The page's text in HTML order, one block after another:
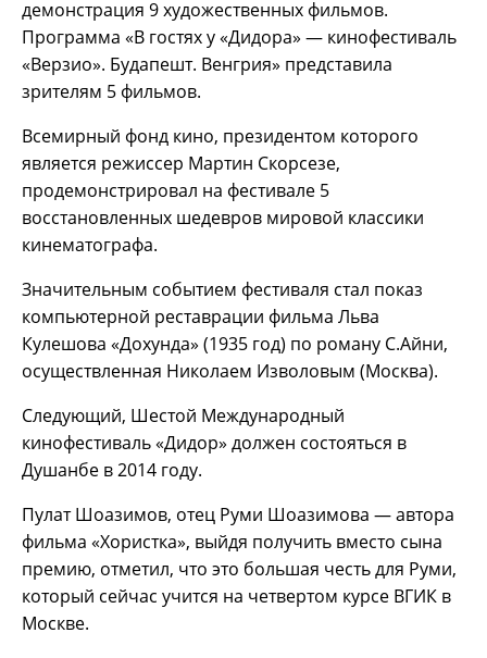
демонстрация 9 художественных фильмов.
Программа «В гостях у «Дидора» — кинофестиваль
«Верзио». Будапешт. Венгрия» представила
зрителям 5 фильмов.
Всемирный фонд кино, президентом которого
является режиссер Мартин Скорсезе,
продемонстрировал на фестивале 5
восстановленных шедевров мировой классики
кинематографа.
Значительным событием фестиваля стал показ
компьютерной реставрации фильма Льва
Кулешова «Дохунда» (1935 год) по роману С.Айни,
осуществленная Николаем Изволовым (Москва).
Следующий, Шестой Международный
кинофестиваль «Дидор» должен состояться в
Душанбе в 2014 году.
Пулат Шоазимов, отец Руми Шоазимова — автора
фильма «Хористка», выйдя получить вместо сына
премию, отметил, что это большая честь для Руми,
который сейчас учится на четвертом курсе ВГИК в
Москве.